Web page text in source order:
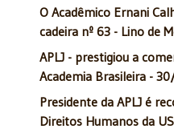
O Acadêmico Ernani
cadeira nº 63 - Lino de
APLJ - prestigiou a
Academia Brasileira -
Presidente da APLJ é
Direitos Humanos da